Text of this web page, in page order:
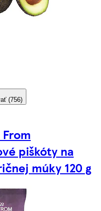
(756)
piškóty na
múky 120 g